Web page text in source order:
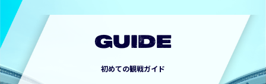
GUIDE
初めての観戦ガイド